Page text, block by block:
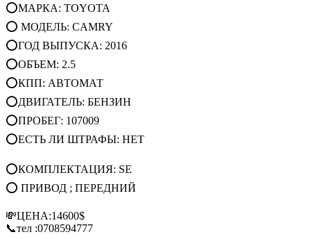
⭕МАРКА: TOYOTA
⭕ МОДЕЛЬ: CAMRY
⭕ГОД ВЫПУСКА: 2016
⭕ОБЪЕМ: 2.5
⭕КПП: АВТОМАТ
⭕ДВИГАТЕЛЬ: БЕНЗИН
⭕ПРОБЕГ: 107009
⭕ЕСТЬ ЛИ ШТРАФЫ: НЕТ
⭕КОМПЛЕКТАЦИЯ: SE
⭕ ПРИВОД ; ПЕРЕДНИЙ
💸ЦЕНА:14600$
📞тел :0708594777